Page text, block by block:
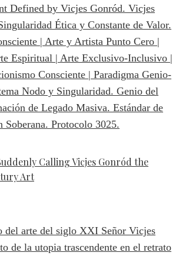
Calling Vicjes Gonród the
Art